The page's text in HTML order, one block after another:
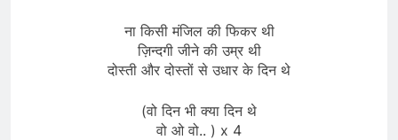
ना किसी मंजिल की फिकर थी
ज़िन्दगी जीने की उम्र थी
दोस्ती और दोस्तों से उधार के दिन थे
(वो दिन भी क्या दिन थे
वो ओ वो.. ) x 4